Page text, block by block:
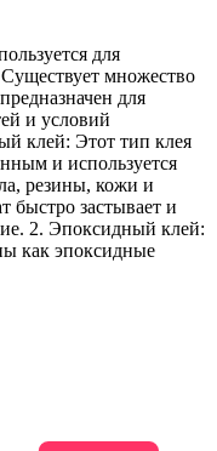
для
множество
для
и условий
клей: Этот тип клея
и используется
резины, кожи и
быстро застывает и
2. Эпоксидный клей:
как эпоксидные